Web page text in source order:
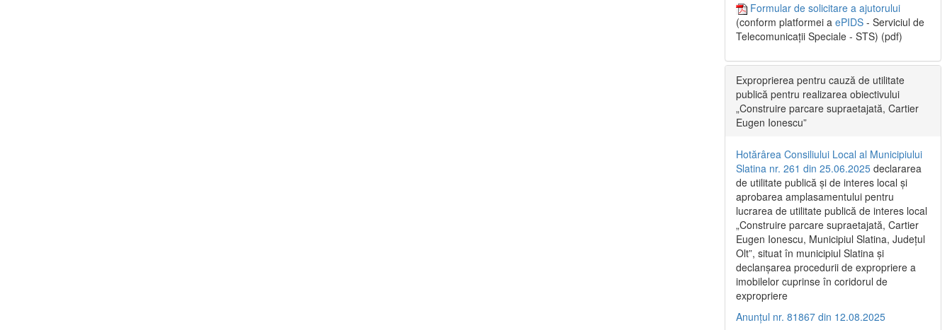
Formular de solicitare a ajutorului
(conform platformei a ePIDS - Serviciul de
Telecomunicații Speciale - STS) (pdf)
Exproprierea pentru cauză de utilitate
publică pentru realizarea obiectivului
„Construire parcare supraetajată, Cartier
Eugen Ionescu”
Hotărârea Consiliului Local al Municipiului
Slatina nr. 261 din 25.06.2025 declararea
de utilitate publică și de interes local și
aprobarea amplasamentului pentru
lucrarea de utilitate publică de interes local
„Construire parcare supraetajată, Cartier
Eugen Ionescu, Municipiul Slatina, Județul
Olt”, situat în municipiul Slatina și
declanșarea procedurii de expropriere a
imobilelor cuprinse în coridorul de
expropriere
Anunțul nr. 81867 din 12.08.2025